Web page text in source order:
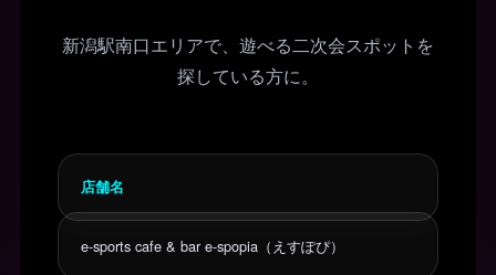
新潟駅南口エリアで、遊べる二次会スポットを
探している方に。
店舗名
e-sports cafe & bar e-spopia（えすぽぴ）